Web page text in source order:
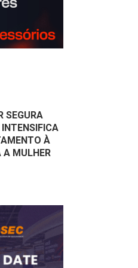
SEGURA
À
A MULHER